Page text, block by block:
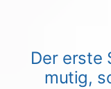
Der erste
mutig,